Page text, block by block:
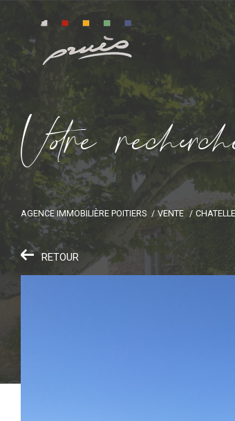
Vore recec
AGENCE IMMOBILIÈRE POITIERS VENTE
RETOUR